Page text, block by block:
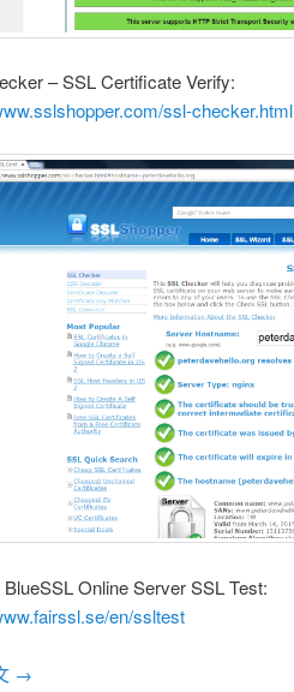
– SSL Certificate Verify:
ssl-checker.html
BlueSSL Online Server SSL Test:
en/ssltest
→